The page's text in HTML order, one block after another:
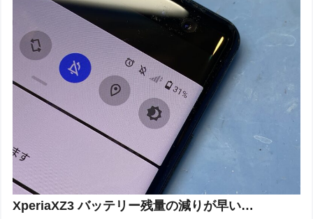
XperiaXZ3 バッテリー残量の減りが早い…